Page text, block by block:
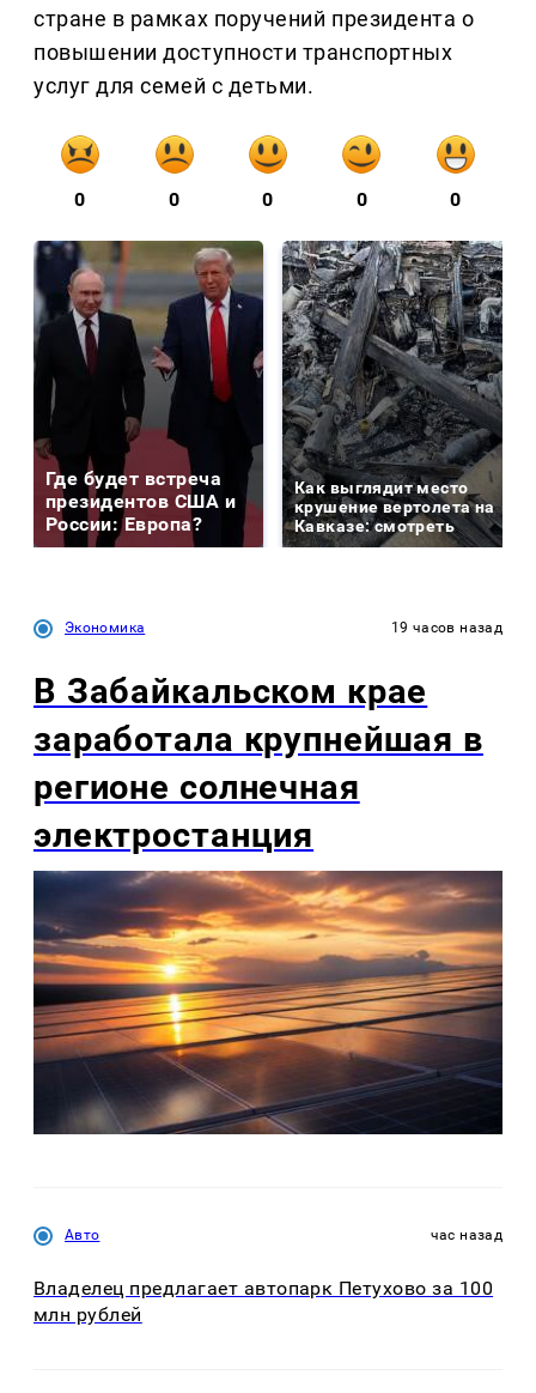
стране в рамках поручений президента о
повышении доступности транспортных
услуг для семей с детьми.
0 0 0 0 0
Где будет встреча
президентов США и
России: Европа?
Как выглядит место
крушение вертолета на
Кавказе: смотреть
Экономика 19 часов назад
В Забайкальском крае
заработала крупнейшая в
регионе солнечная
электростанция
Авто час назад
Владелец предлагает автопарк Петухово за 100
млн рублей